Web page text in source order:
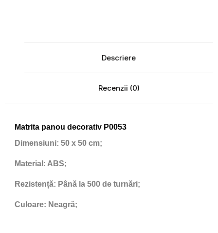
Descriere
Recenzii (0)
Matrita panou decorativ P0053
Dimensiuni: 50 x 50 cm;
Material: ABS;
Rezistență: Până la 500 de turnări;
Culoare: Neagră;